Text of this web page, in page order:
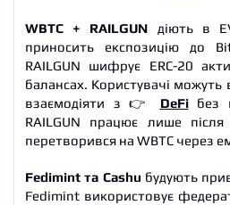
WBTC + RAILGUN діють в
приносить експозицію до
RAILGUN шифрує ERC-20
балансах. Користувачі можуть
взаємодіяти з 👉 DeFiбез
RAILGUN працює лише
перетворився на WBTC через
Fedimint та Cashu будують
Fedimint використовує